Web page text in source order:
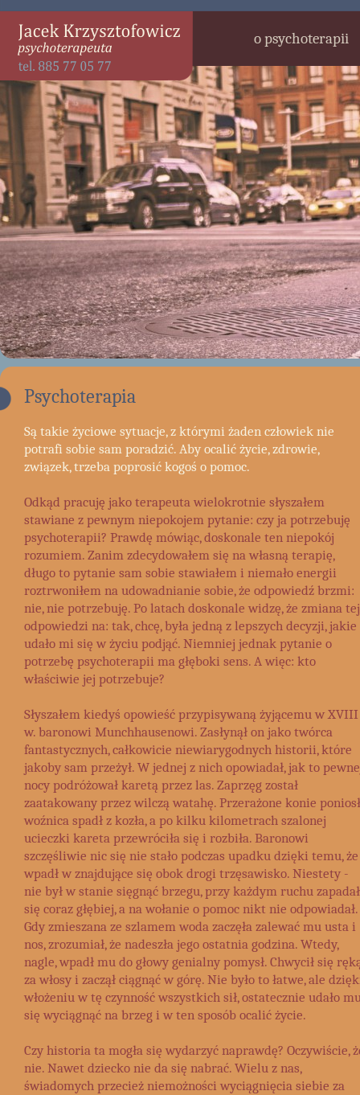
o psychoterapii
Psychoterapia
Są takie życiowe sytuacje, z którymi żaden człowiek nie
potrafi sobie sam poradzić. Aby ocalić życie, zdrowie,
związek, trzeba poprosić kogoś o pomoc.
Odkąd pracuję jako terapeuta wielokrotnie słyszałem
stawiane z pewnym niepokojem pytanie: czy ja potrzebuję
psychoterapii? Prawdę mówiąc, doskonale ten niepokój
rozumiem. Zanim zdecydowałem się na własną terapię,
długo to pytanie sam sobie stawiałem i niemało energii
roztrwoniłem na udowadnianie sobie, że odpowiedź brzmi:
nie, nie potrzebuję. Po latach doskonale widzę, że zmiana tej
odpowiedzi na: tak, chcę, była jedną z lepszych decyzji, jakie
udało mi się w życiu podjąć. Niemniej jednak pytanie o
potrzebę psychoterapii ma głęboki sens. A więc: kto
właściwie jej potrzebuje?
Słyszałem kiedyś opowieść przypisywaną żyjącemu w XVIII
w. baronowi Munchhausenowi. Zasłynął on jako twórca
fantastycznych, całkowicie niewiarygodnych historii, które
jakoby sam przeżył. W jednej z nich opowiadał, jak to
nocy podróżował karetą przez las. Zaprzęg został
zaatakowany przez wilczą watahę. Przerażone konie
woźnica spadł z kozła, a po kilku kilometrach szalonej
ucieczki kareta przewróciła się i rozbiła. Baronowi
szczęśliwie nic się nie stało podczas upadku dzięki temu, że
wpadł w znajdujące się obok drogi trzęsawisko. Niestety -
nie był w stanie sięgnąć brzegu, przy każdym ruchu zapadał
się coraz głębiej, a na wołanie o pomoc nikt nie odpowiadał.
Gdy zmieszana ze szlamem woda zaczęła zalewać mu usta i
nos, zrozumiał, że nadeszła jego ostatnia godzina. Wtedy,
nagle, wpadł mu do głowy genialny pomysł. Chwycił się
za włosy i zaczął ciągnąć w górę. Nie było to łatwe, ale
włożeniu w tę czynność wszystkich sił, ostatecznie udało
się wyciągnąć na brzeg i w ten sposób ocalić życie.
Czy historia ta mogła się wydarzyć naprawdę? Oczywiście,
nie. Nawet dziecko nie da się nabrać. Wielu z nas,
świadomych przecież niemożności wyciągnięcia siebie za